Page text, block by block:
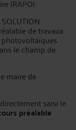
(RAPO).
de travaux
le champ de
maire de
saisi le
préalable